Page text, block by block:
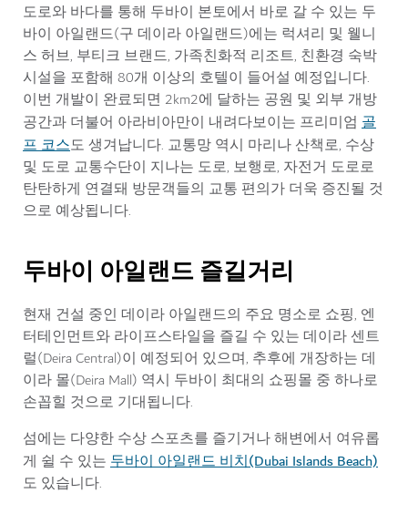
도로와 바다를 통해 두바이 본토에서 바로 갈 수 있는 두
바이 아일랜드(구 데이라 아일랜드)에는 럭셔리 및 웰니
스 허브, 부티크 브랜드, 가족친화적 리조트, 친환경 숙박
시설을 포함해 80개 이상의 호텔이 들어설 예정입니다.
이번 개발이 완료되면 2km2에 달하는 공원 및 외부 개방
공간과 더불어 아라비아만이 내려다보이는 프리미엄 골
프 코스도 생겨납니다. 교통망 역시 마리나 산책로, 수상
및 도로 교통수단이 지나는 도로, 보행로, 자전거 도로로
탄탄하게 연결돼 방문객들의 교통 편의가 더욱 증진될 것
으로 예상됩니다.
두바이 아일랜드 즐길거리
현재 건설 중인 데이라 아일랜드의 주요 명소로 쇼핑, 엔
터테인먼트와 라이프스타일을 즐길 수 있는 데이라 센트
럴(Deira Central)이 예정되어 있으며, 추후에 개장하는 데
이라 몰(Deira Mall) 역시 두바이 최대의 쇼핑몰 중 하나로
손꼽힐 것으로 기대됩니다.
섬에는 다양한 수상 스포츠를 즐기거나 해변에서 여유롭
게 쉴 수 있는 두바이 아일랜드 비치(Dubai Islands Beach)
도 있습니다.